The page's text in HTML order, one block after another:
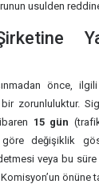
usulden
önce,
zorunluluktur.
15 gün
değişiklik
veya bu
önüne